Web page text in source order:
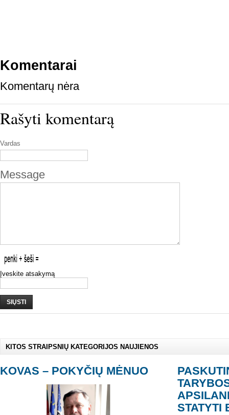
Komentarai
Komentarų nėra
Rašyti komentarą
Vardas
Message
Įveskite atsakymą
SIŲSTI
KITOS STRAIPSNIŲ KATEGORIJOS NAUJIENOS
KOVAS – POKYČIŲ MĖNUO
STATYTI